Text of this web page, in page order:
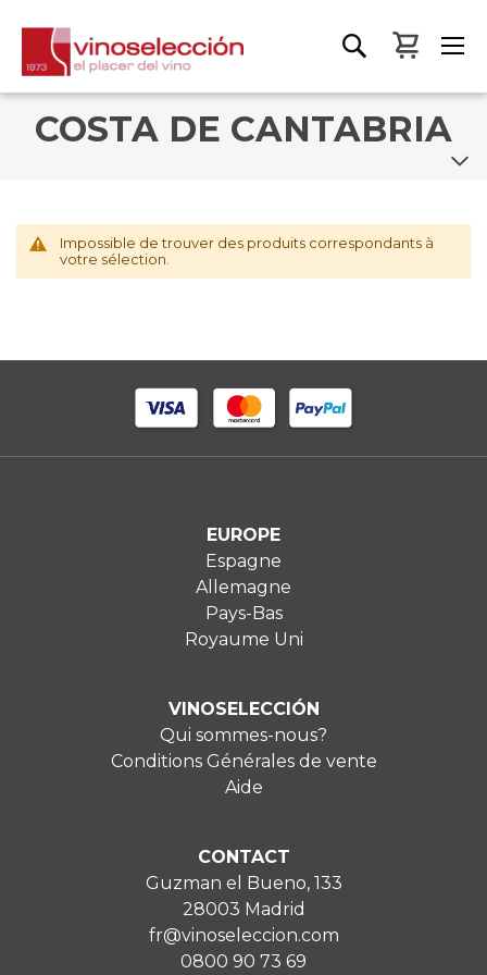
Mon
COSTA DE CANTABRIA
Impossible de trouver des produits correspondants à
votre sélection.
EUROPE
Espagne
Allemagne
Pays-Bas
Royaume Uni
VINOSELECCIÓN
Qui sommes-nous?
Conditions Générales de vente
Aide
CONTACT
Guzman el Bueno, 133
28003 Madrid
fr@vinoseleccion.com
0800 90 73 69